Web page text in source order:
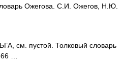
Ожегова. С.И. Ожегов, Н.Ю.
см. пустой. Толковый словарь
…